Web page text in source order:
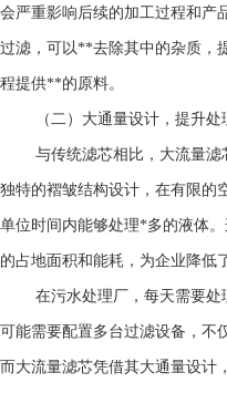
会严重影响后续的加工过程和产
过滤，可以**去除其中的杂质，
程提供**的原料。
（二）大通量设计，提升处
与传统滤芯相比，大流量
独特的褶皱结构设计，在有限的
单位时间内能够处理*多的液体
的占地面积和能耗，为企业降低
在污水处理厂，每天需要处
可能需要配置多台过滤设备，不
而大流量滤芯凭借其大通量设计